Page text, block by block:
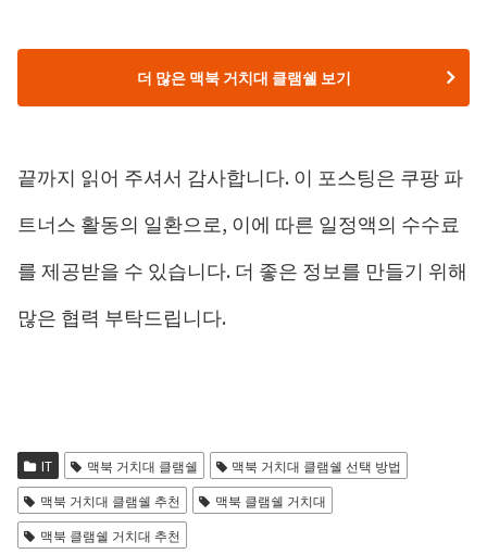
더 많은 맥북 거치대 클램쉘 보기
끝까지 읽어 주셔서 감사합니다. 이 포스팅은 쿠팡 파
트너스 활동의 일환으로, 이에 따른 일정액의 수수료
를 제공받을 수 있습니다. 더 좋은 정보를 만들기 위해
많은 협력 부탁드립니다.
IT 맥북 거치대 클램쉘
맥북 거치대 클램쉘 선택 방법
맥북 거치대 클램쉘 추천
맥북 클램쉘 거치대
맥북 클램쉘 거치대 추천